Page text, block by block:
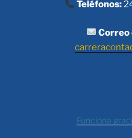
Teléfonos:
Correo
Funciona